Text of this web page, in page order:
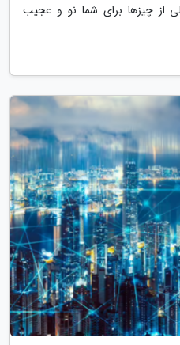
از چیزها برای شما نو و عجیب